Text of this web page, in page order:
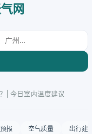
网
| 今日室内温度建议
报 空气质量 出行建